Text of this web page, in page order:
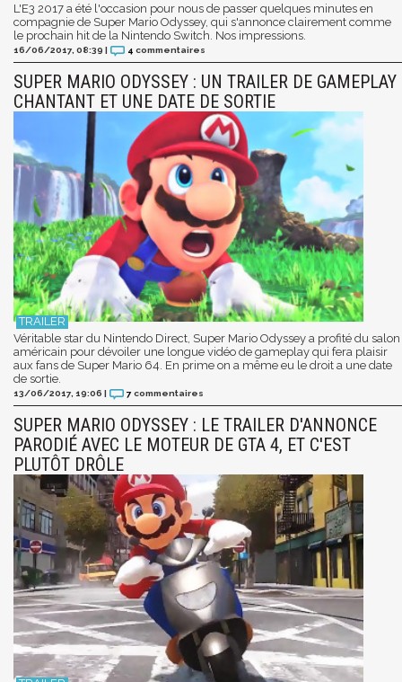
L'E3 2017 a été l'occasion pour nous de passer quelques minutes en
compagnie de Super Mario Odyssey, qui s'annonce clairement comme
le prochain hit de la Nintendo Switch. Nos impressions.
16/06/2017, 08:39 | 4 commentaires
SUPER MARIO ODYSSEY : UN TRAILER DE GAMEPLAY
CHANTANT ET UNE DATE DE SORTIE
Véritable star du Nintendo Direct, Super Mario Odyssey a profité du salon
américain pour dévoiler une longue vidéo de gameplay qui fera plaisir
aux fans de Super Mario 64. En prime on a même eu le droit a une date
de sortie.
13/06/2017, 19:06 | 7commentaires
SUPER MARIO ODYSSEY : LE TRAILER D'ANNONCE
PARODIÉ AVEC LE MOTEUR DE GTA 4, ET C'EST
PLUTÔT DRÔLE